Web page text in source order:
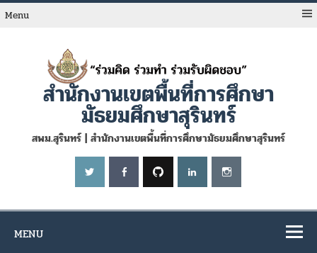
Skip
toMenu
สำนักงานเขตพื้นที่การศึกษา
มัธยมศึกษาสุรินทร์
สพม.สุรินทร์ | สำนักงานเขตพื้นที่การศึกษามัธยมศึกษาสุรินทร์
MENU